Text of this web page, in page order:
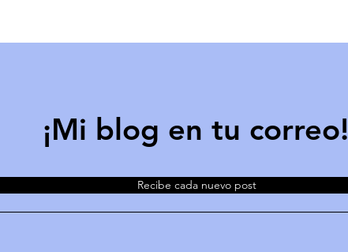
¡Mi blog en tu correo!
Recibe cada nuevo post